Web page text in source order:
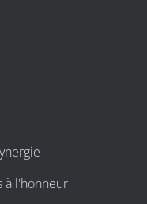
à l'honneur